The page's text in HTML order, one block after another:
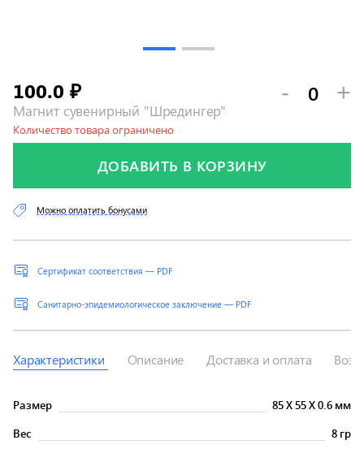
Магнит сувенирный "Шредингер"
100.0 ₽ - +
ДОБАВИТЬ В КОРЗИНУ
Количество товара ограничено
Сертификат соответствия — PDF
Санитарно-эпидемиологическое заключение — PDF
Можно оплатить бонусами
Характеристики Описание Доставка и оплата
Размер 85X55X0.6 мм
Вес
8 гр